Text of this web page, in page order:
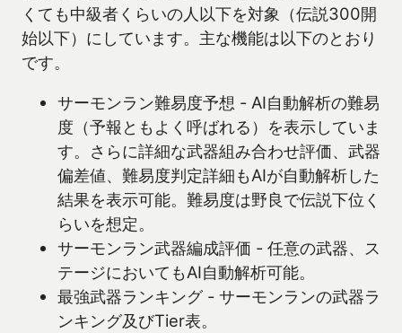
くても中級者くらいの人以下を対象（伝説300開
始以下）にしています。主な機能は以下のとおり
です。
サーモンラン難易度予想 - AI自動解析の難易
度（予報ともよく呼ばれる）を表示していま
す。さらに詳細な武器組み合わせ評価、武器
偏差値、難易度判定詳細もAIが自動解析した
結果を表示可能。難易度は野良で伝説下位く
らいを想定。
サーモンラン武器編成評価 - 任意の武器、ス
テージにおいてもAI自動解析可能。
最強武器ランキング - サーモンランの武器ラ
ンキング及びTier表。